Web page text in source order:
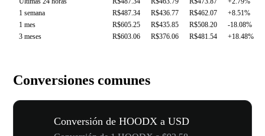
1 semana
R$487.34 R$436.77 R$462.07
+8.51%
1 mes
R$605.25 R$435.85 R$508.20
-18.08%
3 meses
R$603.06 R$376.06 R$481.54 +18.48%
Conversiones comunes
Conversión de HOODX a USD